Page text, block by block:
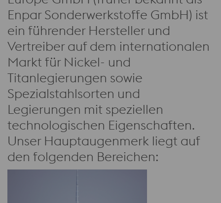
Enpar Sonderwerkstoffe GmbH) ist
ein führender Hersteller und
Vertreiber auf dem internationalen
Markt für Nickel- und
Titanlegierungen sowie
Spezialstahlsorten und
Legierungen mit speziellen
technologischen Eigenschaften.
Unser Hauptaugenmerk liegt auf
den folgenden Bereichen: